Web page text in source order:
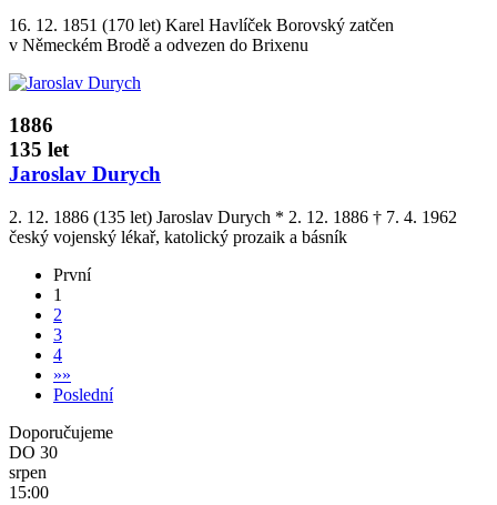
16. 12. 1851 (170 let) Karel Havlíček Borovský zatčen
v Německém Brodě a odvezen do Brixenu
1886
135 let
Jaroslav Durych
2. 12. 1886 (135 let) Jaroslav Durych * 2. 12. 1886 † 7. 4. 1962
český vojenský lékař, katolický prozaik a básník
První
1
2
3
4
»»
Poslední
Doporučujeme
DO 30
srpen
15:00